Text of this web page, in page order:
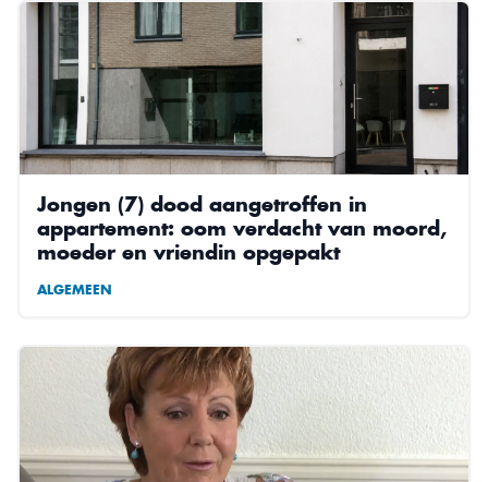
Jongen (7) dood aangetroffen in
appartement: oom verdacht van moord,
moeder en vriendin opgepakt
ALGEMEEN